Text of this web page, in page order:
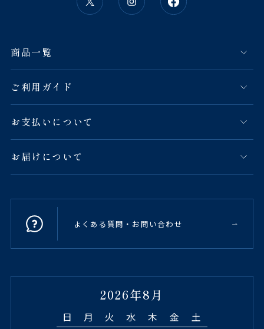
商品一覧
ご利用ガイド
お支払いについて
お届けについて
よくある質問・お問い合わせ
2026年8月
日 月 火 水 木 金 土